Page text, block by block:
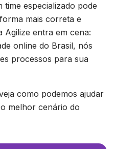
especializado pode
mais correta e
Agilize entra em cena:
online do Brasil, nós
processos para sua
como podemos ajudar
melhor cenário do